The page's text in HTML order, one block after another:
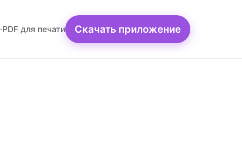
·PDF для печати Скачать приложение